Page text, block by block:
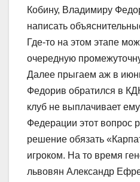
Кобину, Владимиру
написать
Где-то на этом этапе
очередную
Далее прыгаем аж в
Федорив обратился в
клуб не выплачивает
Федерации этот вопрос
решение обязать
игроком. На то время
львовян Александр